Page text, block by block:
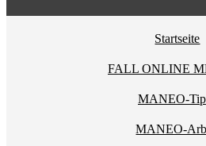
Startseite
FALL ONLINE
MANEO-
MANEO-